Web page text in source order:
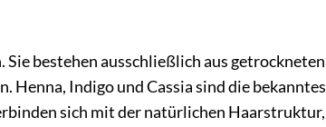
bestehen ausschließlich aus getrockneten
Henna, Indigo und Cassia sind die
sich mit der natürlichen Haarstruktur,